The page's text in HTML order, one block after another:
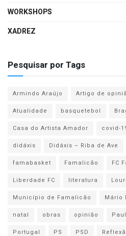
WORKSHOPS
XADREZ
Pesquisar por Tags
Armindo Araújo Artigo de
Atualidade
basquetebol
Casa do Artista Amador
covid-
didáxis
Didáxis – Riba de Ave
famabasket
Famalicão FC
Liberdade FC
literatura
Município de Famalicão
Mário
natal
obras opinião
Portugal
PS PSD